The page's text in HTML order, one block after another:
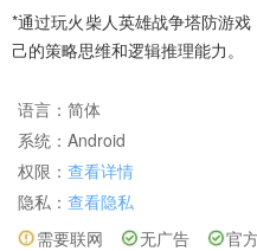
*通过玩火柴人英雄战争塔防游
己的策略思维和逻辑推理能力。
语言： 简体
系统： Android
权限： 查看详情
隐私： 查看隐私
需要联网 无广告 官